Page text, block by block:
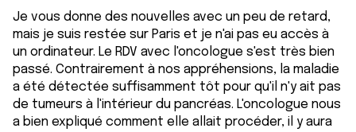
Je vous donne des nouvelles avec un peu de retard,
mais je suis restée sur Paris et je n'ai pas eu accès à
un ordinateur. Le RDV avec l'oncologue s'est très bien
passé. Contrairement à nos appréhensions, la maladie
a été détectée suffisamment tôt pour qu'il n'y ait pas
de tumeurs à l'intérieur du pancréas. L'oncologue nous
a bien expliqué comment elle allait procéder, il y aura